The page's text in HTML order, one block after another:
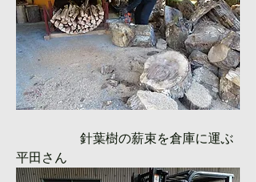
針葉樹の薪束を倉庫に運ぶ
平田さん